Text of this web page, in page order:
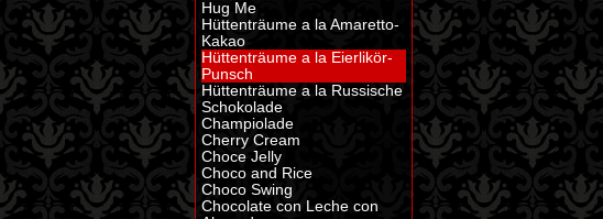
Hug Me
Hüttenträume a la Amaretto-
Kakao
Hüttenträume a la Eierlikör-
Punsch
Hüttenträume a la Russische
Schokolade
Champiolade
Cherry Cream
Choce Jelly
Choco and Rice
Choco Swing
Chocolate con Leche con